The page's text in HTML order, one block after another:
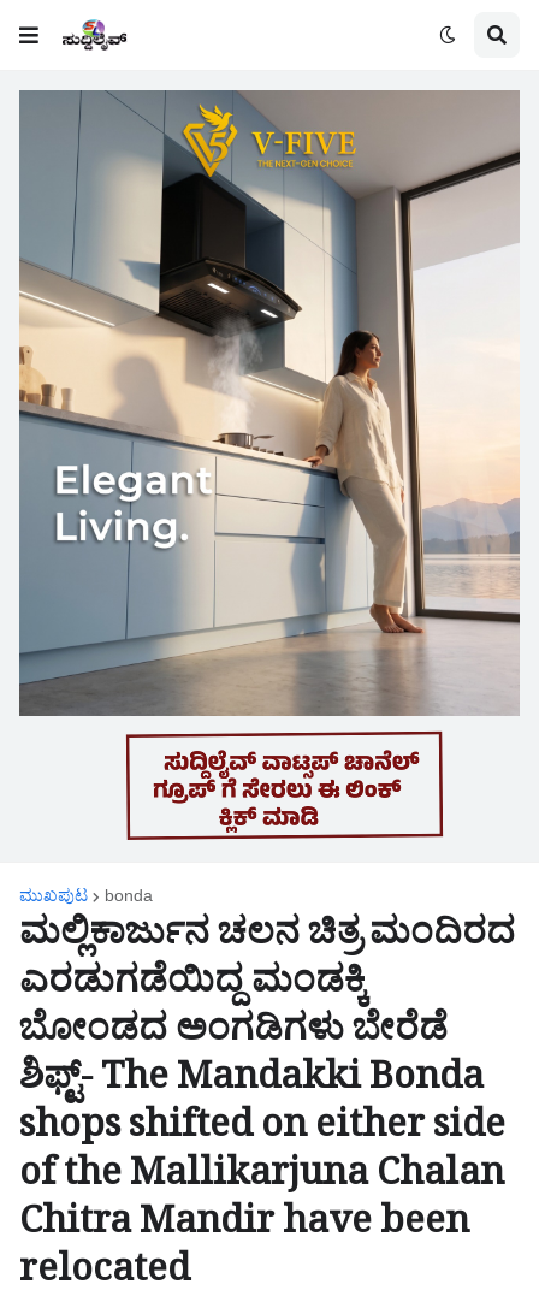
ಮುಖಪುಟ bonda
ಮಲ್ಲಿಕಾರ್ಜುನ ಚಲನ ಚಿತ್ರ ಮಂದಿರದ
ಎರಡುಗಡೆಯಿದ್ದ ಮಂಡಕ್ಕಿ
ಬೋಂಡದ ಅಂಗಡಿಗಳು ಬೇರೆಡೆ
ಶಿಫ್ಟ್- The Mandakki Bonda
shops shifted on either side
of the Mallikarjuna Chalan
Chitra Mandir have been
relocated